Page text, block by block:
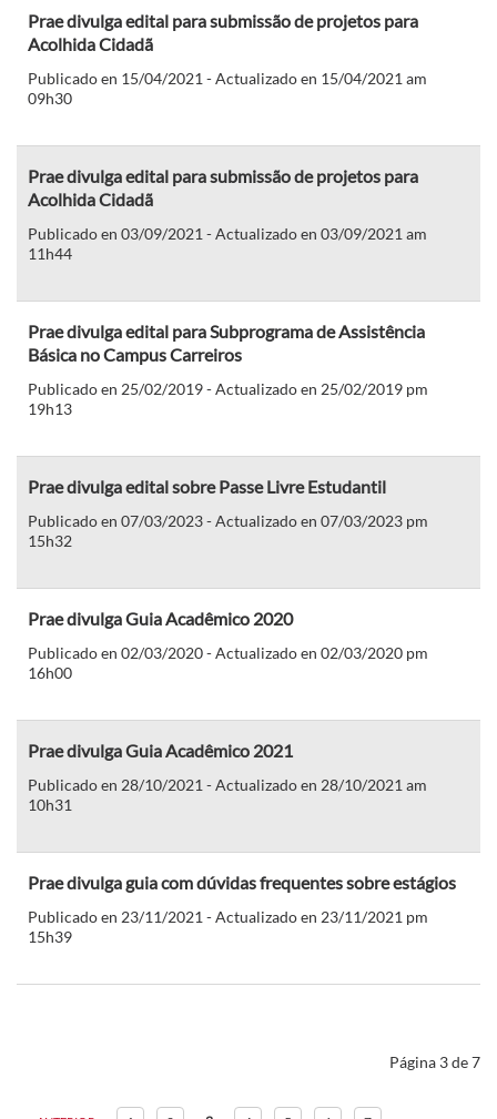
Prae divulga edital para submissão de projetos para
Acolhida Cidadã
Publicado en 15/04/2021 - Actualizado en 15/04/2021 am
09h30
Prae divulga edital para submissão de projetos para
Acolhida Cidadã
Publicado en 03/09/2021 - Actualizado en 03/09/2021 am
11h44
Prae divulga edital para Subprograma de Assistência
Básica no Campus Carreiros
Publicado en 25/02/2019 - Actualizado en 25/02/2019 pm
19h13
Prae divulga edital sobre Passe Livre Estudantil
Publicado en 07/03/2023 - Actualizado en 07/03/2023 pm
15h32
Prae divulga Guia Acadêmico 2020
Publicado en 02/03/2020 - Actualizado en 02/03/2020 pm
16h00
Prae divulga Guia Acadêmico 2021
Publicado en 28/10/2021 - Actualizado en 28/10/2021 am
10h31
Prae divulga guia com dúvidas frequentes sobre estágios
Publicado en 23/11/2021 - Actualizado en 23/11/2021 pm
15h39
Página 3 de 7